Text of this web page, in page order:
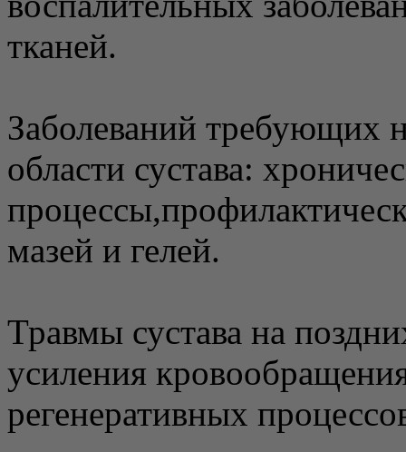
тканей.
Заболеваний требующих
области сустава:
мазей и гелей.
Травмы сустава на
усиления
регенеративных